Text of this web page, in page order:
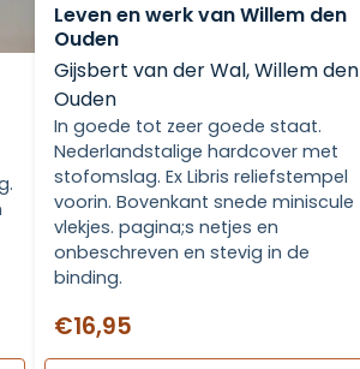
Leven en werk van Willem den
Ouden
Gijsbert van der Wal, Willem den
Ouden
In goede tot zeer goede staat.
Nederlandstalige hardcover met
stofomslag. Ex Libris reliefstempel
voorin. Bovenkant snede miniscule
vlekjes. pagina;s netjes en
onbeschreven en stevig in de
binding.
€16,95